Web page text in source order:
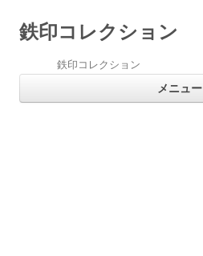
鉄印コレクション
鉄印コレクション
メニュー